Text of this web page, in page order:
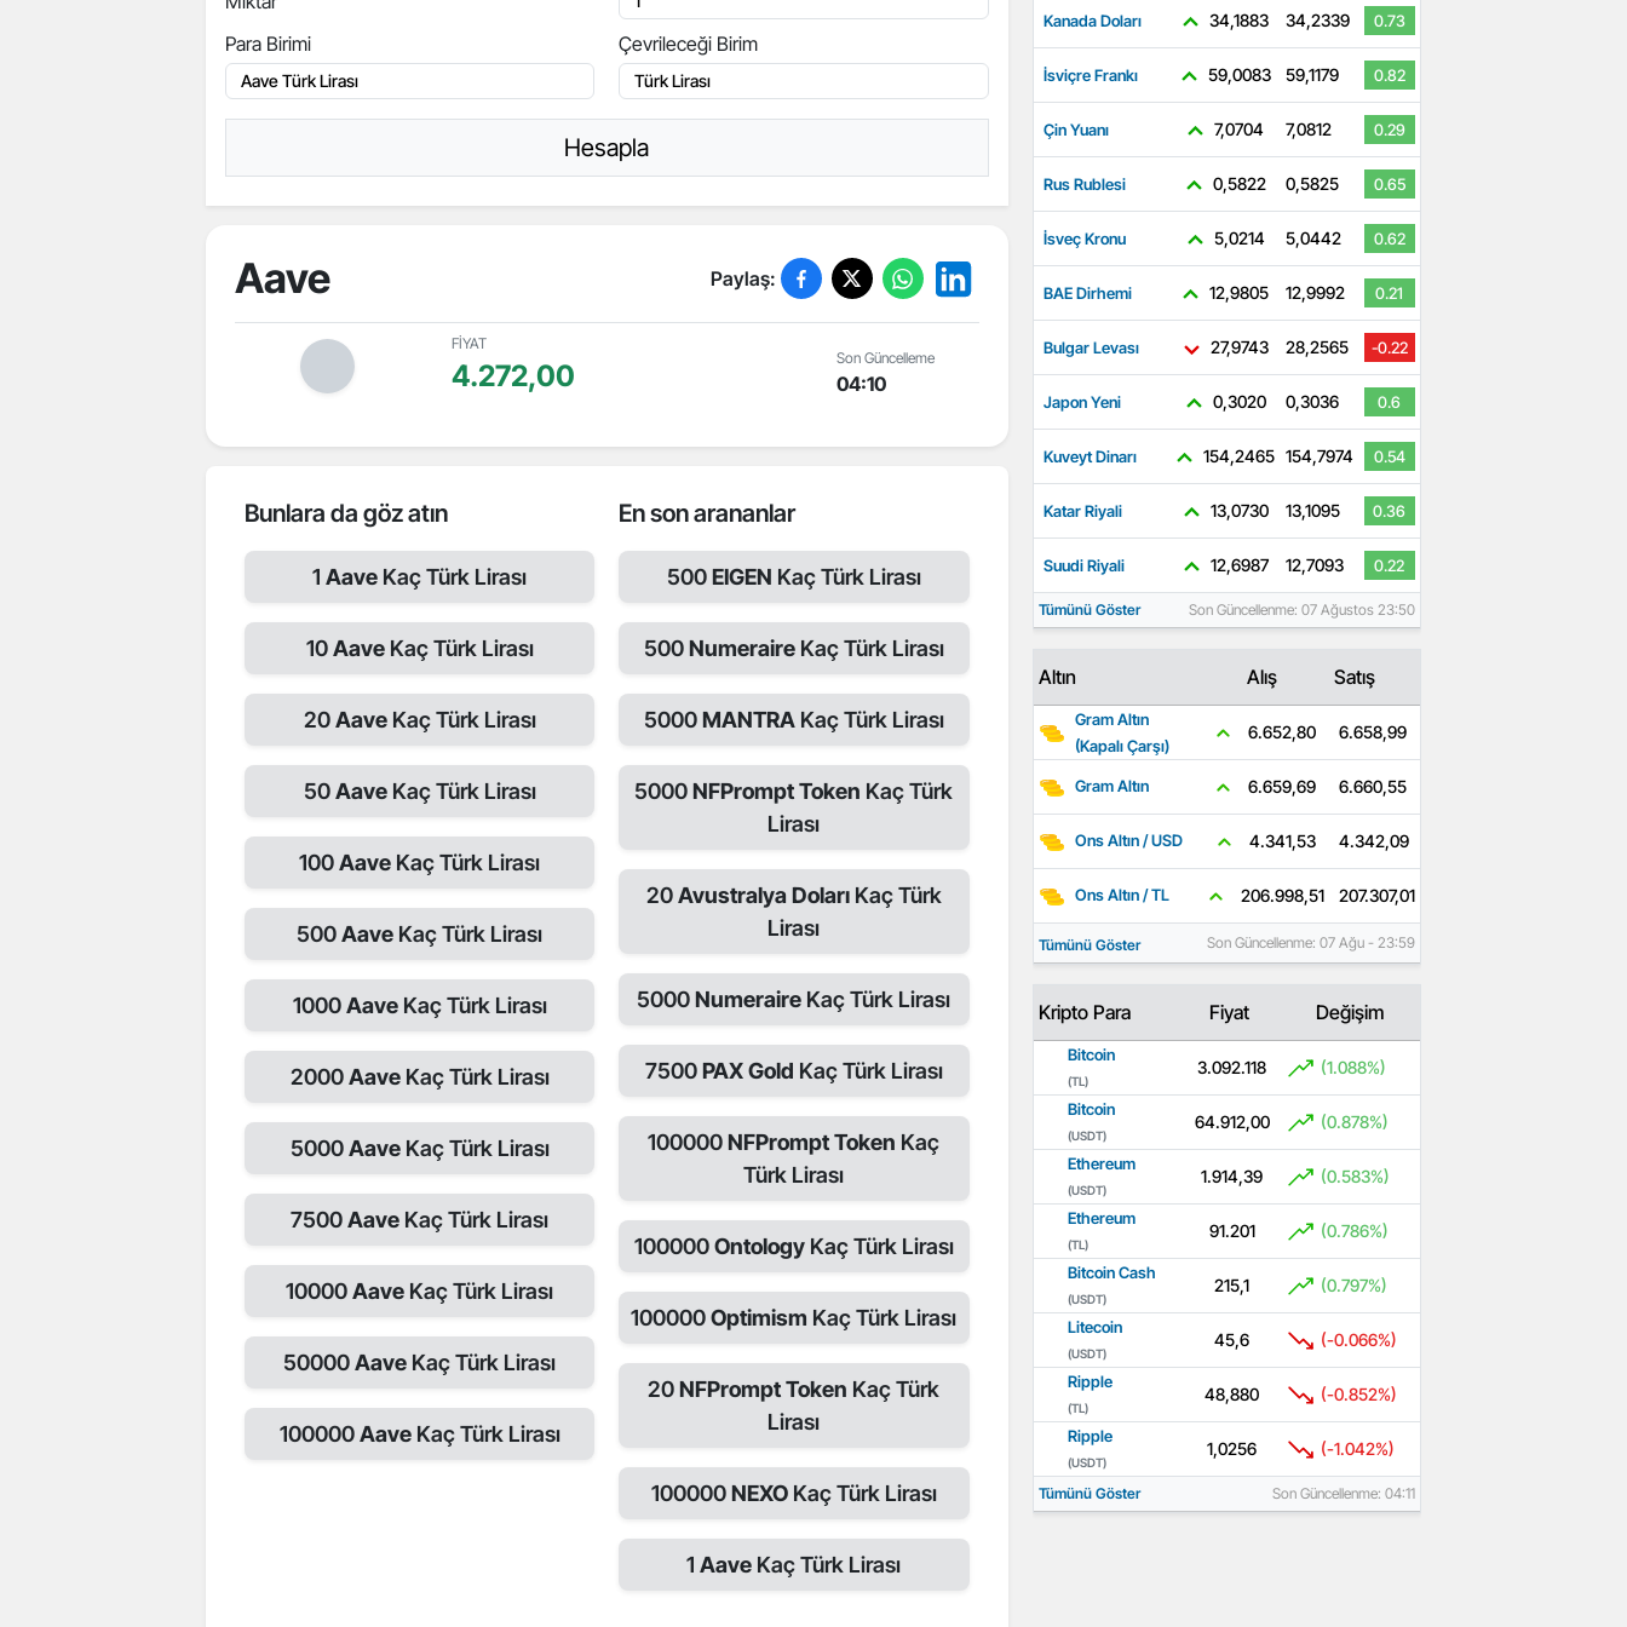
Para Birimi
Çevrileceği Birim
Hesapla
Aave Paylaş:
FİYAT
4.272,00
Son Güncelleme
04:10
Bunlara da göz atın
1Aave Kaç Türk Lirası
10Aave Kaç Türk Lirası
20Aave Kaç Türk Lirası
50Aave Kaç Türk Lirası
100Aave Kaç Türk Lirası
500Aave Kaç Türk Lirası
1000Aave Kaç Türk Lirası
2000Aave Kaç Türk Lirası
5000Aave Kaç Türk Lirası
7500Aave Kaç Türk Lirası
10000Aave Kaç Türk Lirası
50000Aave Kaç Türk Lirası
100000Aave Kaç Türk Lirası
En son arananlar
500EIGEN Kaç Türk Lirası
500Numeraire Kaç Türk Lirası
5000MANTRA Kaç Türk Lirası
5000NFPrompt Token Kaç Türk
Lirası
20Avustralya DolarıKaç Türk
Lirası
5000Numeraire Kaç Türk Lirası
7500PAX Gold Kaç Türk Lirası
100000NFPrompt Token Kaç
Türk Lirası
100000Ontology Kaç Türk Lirası
100000Optimism Kaç Türk Lirası
20NFPrompt Token Kaç Türk
Lirası
100000NEXO Kaç Türk Lirası
1Aave Kaç Türk Lirası
Kanada Doları 34,1883 34,2339 0.73
İsviçre Frankı 59,0083 59,1179 0.82
Çin Yuanı 7,0704 7,0812 0.29
Rus Rublesi 0,5822 0,5825 0.65
İsveç Kronu 5,0214 5,0442 0.62
BAE Dirhemi 12,9805 12,9992 0.21
Bulgar Levası 27,9743 28,2565 -0.22
Japon Yeni 0,3020 0,3036 0.6
Kuveyt Dinarı 154,2465 154,7974 0.54
Katar Riyali 13,0730 13,1095 0.36
Suudi Riyali 12,6987 12,7093 0.22
Tümünü Göster Son Güncellenme: 07 Ağustos 23:50
Altın Alış Satış
Gram Altın
(Kapalı Çarşı)
6.652,80 6.658,99
Gram Altın 6.659,69 6.660,55
Ons Altın / USD 4.341,53 4.342,09
Ons Altın / TL 206.998,51 207.307,01
Tümünü Göster Son Güncellenme: 07 Ağu - 23:59
Kripto Para Fiyat Değişim
Bitcoin
(TL)
3.092.118 (1.088%)
Bitcoin
(USDT)
64.912,00 (0.878%)
Ethereum
(USDT)
1.914,39 (0.583%)
Ethereum
(TL)
91.201 (0.786%)
Bitcoin Cash
(USDT)
215,1 (0.797%)
Litecoin
(USDT)
45,6 (-0.066%)
Ripple
(TL)
48,880 (-0.852%)
Ripple
(USDT)
1,0256 (-1.042%)
Tümünü Göster Son Güncellenme: 04:11